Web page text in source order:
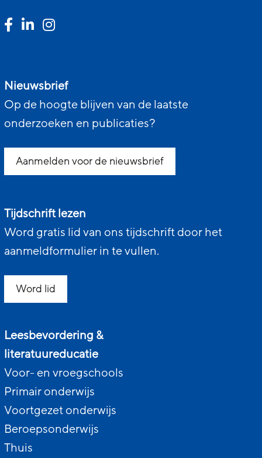
Nieuwsbrief
Op de hoogte blijven van de laatste
onderzoeken en publicaties?
Aanmelden voor de nieuwsbrief
Tijdschrift lezen
Word gratis lid van ons tijdschrift door het
aanmeldformulier in te vullen.
Word lid
Leesbevordering &
literatuureducatie
Voor- en vroegschools
Primair onderwijs
Voortgezet onderwijs
Beroepsonderwijs
Thuis